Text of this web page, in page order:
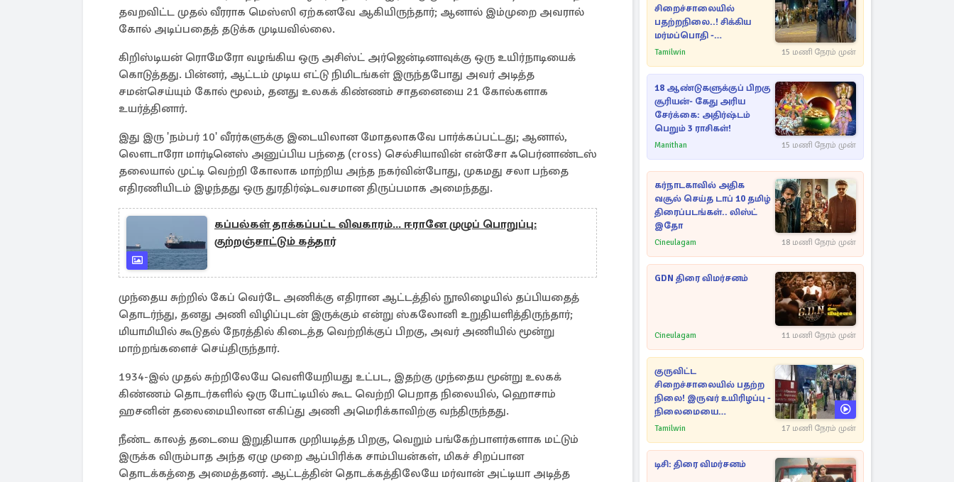
தவறவிட்ட முதல் வீரராக மெஸ்ஸி ஏற்கனவே ஆகியிருந்தார்; ஆனால் இம்முறை அவரால்
கோல் அடிப்பதைத் தடுக்க முடியவில்லை.
கிறிஸ்டியன் ரொமேரோ வழங்கிய ஒரு அசிஸ்ட் அர்ஜென்டினாவுக்கு ஒரு உயிர்நாடியைக்
கொடுத்தது. பின்னர், ஆட்டம் முடிய எட்டு நிமிடங்கள் இருந்தபோது அவர் அடித்த
சமன்செய்யும் கோல் மூலம், தனது உலகக் கிண்ணம் சாதனையை 21 கோல்களாக
உயர்த்தினார்.
இது இரு 'நம்பர் 10' வீரர்களுக்கு இடையிலான மோதலாகவே பார்க்கப்பட்டது; ஆனால்,
லௌடாரோ மார்டினெஸ் அனுப்பிய பந்தை (cross) செல்சியாவின் என்சோ ஃபெர்னாண்டஸ்
தலையால் முட்டி வெற்றி கோலாக மாற்றிய அந்த நகர்வின்போது, ​​முகமது சலா பந்தை
எதிரணியிடம் இழந்தது ஒரு துரதிர்ஷ்டவசமான திருப்பமாக அமைந்தது.
கப்பல்கள் தாக்கப்பட்ட விவகாரம்... ஈரானே முழுப் பொறுப்பு:
குற்றஞ்சாட்டும் கத்தார்
முந்தைய சுற்றில் கேப் வெர்டே அணிக்கு எதிரான ஆட்டத்தில் நூலிழையில் தப்பியதைத்
தொடர்ந்து, தனது அணி விழிப்புடன் இருக்கும் என்று ஸ்கலோனி உறுதியளித்திருந்தார்;
மியாமியில் கூடுதல் நேரத்தில் கிடைத்த வெற்றிக்குப் பிறகு, அவர் அணியில் மூன்று
மாற்றங்களைச் செய்திருந்தார்.
1934-இல் முதல் சுற்றிலேயே வெளியேறியது உட்பட, இதற்கு முந்தைய மூன்று உலகக்
கிண்ணம் தொடர்களில் ஒரு போட்டியில் கூட வெற்றி பெறாத நிலையில், ஹொசாம்
ஹசனின் தலைமையிலான எகிப்து அணி அமெரிக்காவிற்கு வந்திருந்தது.
நீண்ட காலத் தடையை இறுதியாக முறியடித்த பிறகு, வெறும் பங்கேற்பாளர்களாக மட்டும்
இருக்க விரும்பாத அந்த ஏழு முறை ஆப்பிரிக்க சாம்பியன்கள், மிகச் சிறப்பான
தொடக்கத்தை அமைத்தனர். ஆட்டத்தின் தொடக்கத்திலேயே மர்வான் அட்டியா அடித்த
சிறைச்சாலையில்
பதற்றநிலை..! சிக்கிய
மர்மப்பொதி -
பின்னணியில் வெளியான
Tamilwin 15 மணி நேரம் முன்
18 ஆண்டுகளுக்குப் பிறகு
சூரியன்- கேது அரிய
சேர்க்கை: அதிர்ஷ்டம்
பெறும் 3 ராசிகள்!
Manithan 15 மணி நேரம் முன்
கர்நாடகாவில் அதிக
வசூல் செய்த டாப் 10 தமிழ்
திரைப்படங்கள்.. லிஸ்ட்
இதோ
Cineulagam 18 மணி நேரம் முன்
GDN திரை விமர்சனம்
Cineulagam 11 மணி நேரம் முன்
குருவிட்ட
சிறைச்சாலையில் பதற்ற
நிலை! இருவர் உயிரிழப்பு -
நிலைமையை
கட்டுப்படுத்த பொலிஸார்
Tamilwin 17 மணி நேரம் முன்
டிசி: திரை விமர்சனம்